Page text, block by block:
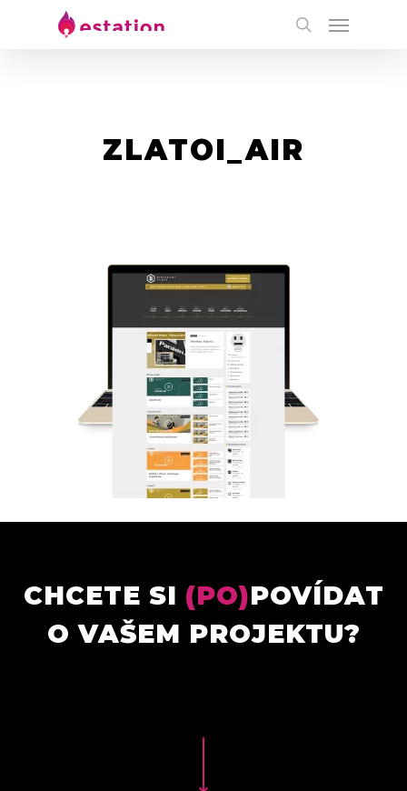
ZLATOI_AIR
CHCETE SI (PO)POVÍDAT
O VAŠEM PROJEKTU?